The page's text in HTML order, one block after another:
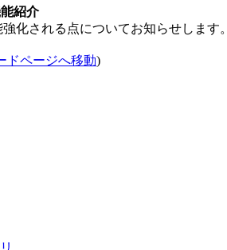
紹介
強化される点についてお知らせします。
ドページへ移動)